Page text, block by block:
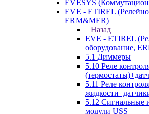
EVESYS
EVE - ETIREL
ERM&MER)
Назад
EVE - ETIREL
оборудование,
5.1 Диммеры
5.10 Реле
5.11 Реле
5.12 Сигнальные
модули USS